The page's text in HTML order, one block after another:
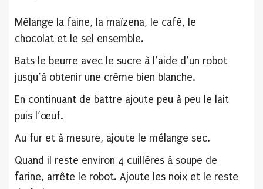
Mélange la faine, la maïzena, le café, le
chocolat et le sel ensemble.
Bats le beurre avec le sucre à l’aide d’un robot
jusqu’à obtenir une crème bien blanche.
En continuant de battre ajoute peu à peu le lait
puis l’œuf.
Au fur et à mesure, ajoute le mélange sec.
Quand il reste environ 4 cuillères à soupe de
farine, arrête le robot. Ajoute les noix et le reste